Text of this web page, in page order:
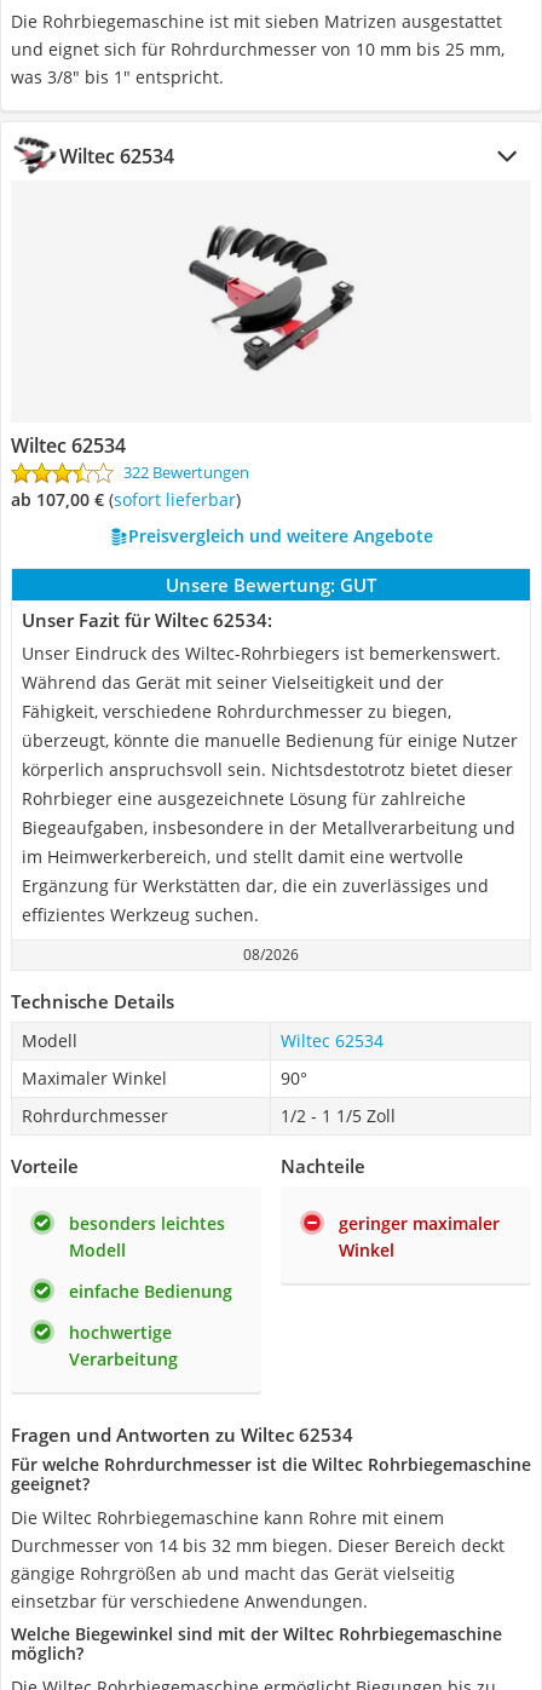
Die Rohrbiegemaschine ist mit sieben Matrizen ausgestattet
und eignet sich für Rohrdurchmesser von 10 mm bis 25 mm,
was 3/8" bis 1" entspricht.
Wiltec 62534
Wiltec 62534
322 Bewertungen
ab 107,00 € ( Sofort lieferbar)
Preisvergleich und weitere Angebote
Unsere Bewertung: GUT
Unser Fazit für Wiltec 62534:
Unser Eindruck des Wiltec-Rohrbiegers ist bemerkenswert.
Während das Gerät mit seiner Vielseitigkeit und der
Fähigkeit, verschiedene Rohrdurchmesser zu biegen,
überzeugt, könnte die manuelle Bedienung für einige Nutzer
körperlich anspruchsvoll sein. Nichtsdestotrotz bietet dieser
Rohrbieger eine ausgezeichnete Lösung für zahlreiche
Biegeaufgaben, insbesondere in der Metallverarbeitung und
im Heimwerkerbereich, und stellt damit eine wertvolle
Ergänzung für Werkstätten dar, die ein zuverlässiges und
effizientes Werkzeug suchen.
08/2026
Technische Details
Modell
Wiltec 62534
Maximaler Winkel
90°
Rohrdurchmesser
1/2 - 1 1/5 Zoll
Vorteile
besonders leichtes
Modell
einfache Bedienung
hochwertige
Verarbeitung
Nachteile
geringer maximaler
Winkel
Fragen und Antworten zu Wiltec 62534
Für welche Rohrdurchmesser ist die Wiltec Rohrbiegemaschine
geeignet?
Die Wiltec Rohrbiegemaschine kann Rohre mit einem
Durchmesser von 14 bis 32 mm biegen. Dieser Bereich deckt
gängige Rohrgrößen ab und macht das Gerät vielseitig
einsetzbar für verschiedene Anwendungen.
Welche Biegewinkel sind mit der Wiltec Rohrbiegemaschine
möglich?